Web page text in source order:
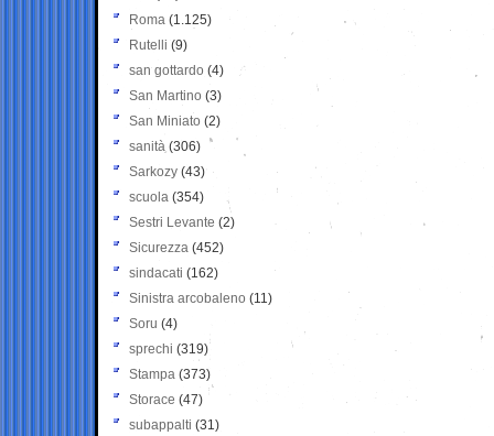
Roma (1.125)
Rutelli (9)
san gottardo (4)
San Martino (3)
San Miniato (2)
sanità (306)
Sarkozy (43)
scuola (354)
Sestri Levante (2)
Sicurezza (452)
sindacati (162)
Sinistra arcobaleno (11)
Soru (4)
sprechi (319)
Stampa (373)
Storace (47)
subappalti (31)